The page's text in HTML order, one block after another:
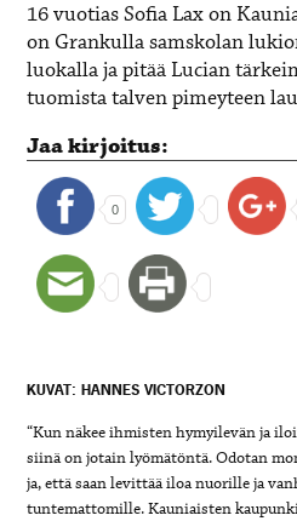
16 vuotias Sofia Lax on
on Grankulla samskolan
luokalla ja pitää Lucian
tuomista talven pimeyteen
Jaa kirjoitus:
0
KUVAT: HANNES VICTORZON
“Kun näkee ihmisten hymyilevän ja
siinä on jotain lyömätöntä. Odotan
ja, että saan levittää iloa nuorille ja
tuntemattomille. Kauniaisten